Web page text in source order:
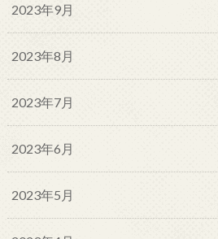
2023年9月
2023年8月
2023年7月
2023年6月
2023年5月